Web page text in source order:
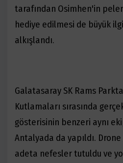
tarafından Osimhen'in
hediye edilmesi de büyük
alkışlandı.
Galatasaray SK Rams
Kutlamaları sırasında
gösterisinin benzeri aynı
Antalyada da yapıldı.
adeta nefesler tutuldu ve